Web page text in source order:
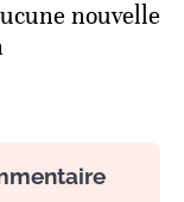
nouvelle